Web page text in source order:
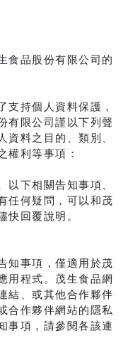
食品股份有限公司的
支持個人資料保護，
有限公司謹以下列聲
資料之目的、類別、
權利等事項：
以下相關告知事項、
任何疑問，可以和茂
快回覆說明。
知事項，僅適用於茂
用程式。茂生食品網
結、或其他合作夥伴
合作夥伴網站的隱私
事項，請參閱各該連